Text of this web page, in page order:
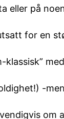
eller på
for en
-
om